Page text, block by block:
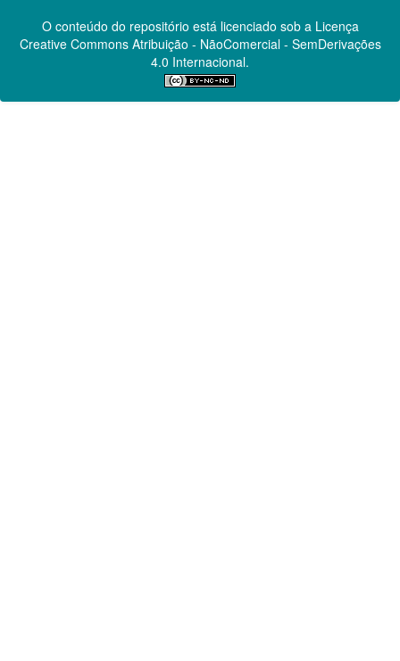
O conteúdo do repositório está licenciado sob a Licença
Creative CommonsAtribuição - NãoComercial - SemDerivações
4.0 Internacional.